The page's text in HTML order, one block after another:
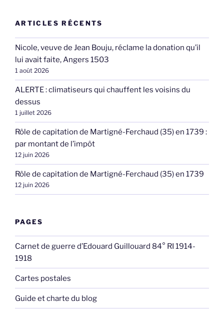
ARTICLES RÉCENTS
Nicole, veuve de Jean Bouju, réclame la donation qu’il
lui avait faite, Angers 1503
1 août 2026
ALERTE : climatiseurs qui chauffent les voisins du
dessus
1 juillet 2026
Rôle de capitation de Martigné-Ferchaud (35) en 1739 :
par montant de l’impôt
12 juin 2026
Rôle de capitation de Martigné-Ferchaud (35) en 1739
12 juin 2026
PAGES
Carnet de guerre d’Edouard Guillouard 84° RI 1914-
1918
Cartes postales
Guide et charte du blog